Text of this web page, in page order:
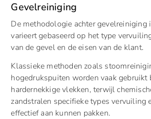
Gevelreiniging
De methodologie achter gevelreiniging
varieert gebaseerd op het type
van de gevel en de eisen van de klant.
Klassieke methoden zoals
hogedrukspuiten worden vaak gebruikt
hardernekkige vlekken, terwijl
zandstralen specifieke types vervuiling
effectief aan kunnen pakken.